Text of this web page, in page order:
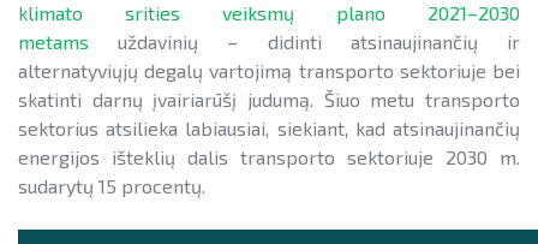
klimato srities veiksmų plano 2021–2030
metams uždavinių – didinti atsinaujinančių ir
alternatyviųjų degalų vartojimą transporto sektoriuje bei
skatinti darnų įvairiarūšį judumą. Šiuo metu transporto
sektorius atsilieka labiausiai, siekiant, kad atsinaujinančių
energijos išteklių dalis transporto sektoriuje 2030 m.
sudarytų 15 procentų.